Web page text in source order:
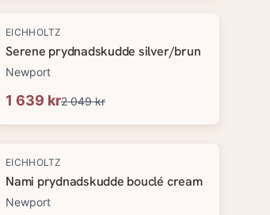
-20%
EICHHOLTZ
Serene prydnadskudde silver/brun
Newport
1 639 kr2 049 kr
-20%
EICHHOLTZ
Nami prydnadskudde bouclé cream
Newport